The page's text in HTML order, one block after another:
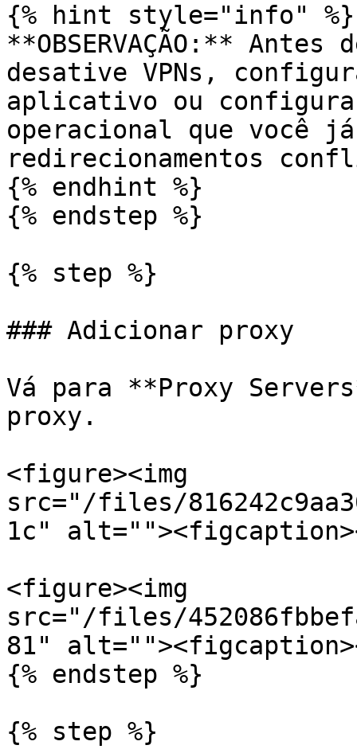
{% hint style="info" %}
**OBSERVAÇÃO:**
desative VPNs,
aplicativo ou
operacional que você
redirecionamentos
{% endhint %}
{% endstep %}
{% step %}
### Adicionar proxy
Vá para **Proxy
proxy.
<figure><img
src="/files/
1c"
<figure><img
src="/files/
81"
{% endstep %}
{% step %}